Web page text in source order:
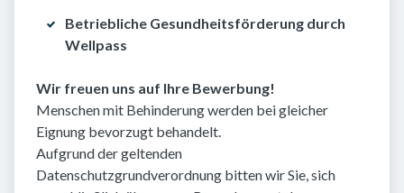
Betriebliche Gesundheitsförderung durch
Wellpass
Wir freuen uns auf Ihre Bewerbung!
Menschen mit Behinderung werden bei gleicher
Eignung bevorzugt behandelt.
Aufgrund der geltenden
Datenschutzgrundverordnung bitten wir Sie, sich